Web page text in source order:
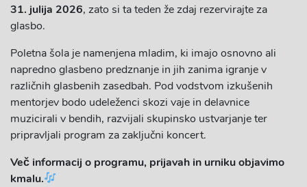
31. julija 2026, zato si ta teden že zdaj rezervirajte za
glasbo.
Poletna šola je namenjena mladim, ki imajo osnovno ali
napredno glasbeno predznanje in jih zanima igranje v
različnih glasbenih zasedbah. Pod vodstvom izkušenih
mentorjev bodo udeleženci skozi vaje in delavnice
muzicirali v bendih, razvijali skupinsko ustvarjanje ter
pripravljali program za zaključni koncert.
Več informacij o programu, prijavah in urniku objavimo
kmalu.